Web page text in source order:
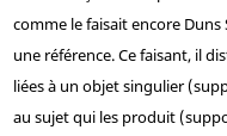
comme le faisait encore
une référence. Ce faisant, il
liées à un objet singulier
au sujet qui les produit